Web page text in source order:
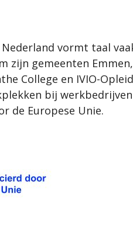
vormt taal
zijn gemeenten
College en IVIO-
bij
de Europese Unie.